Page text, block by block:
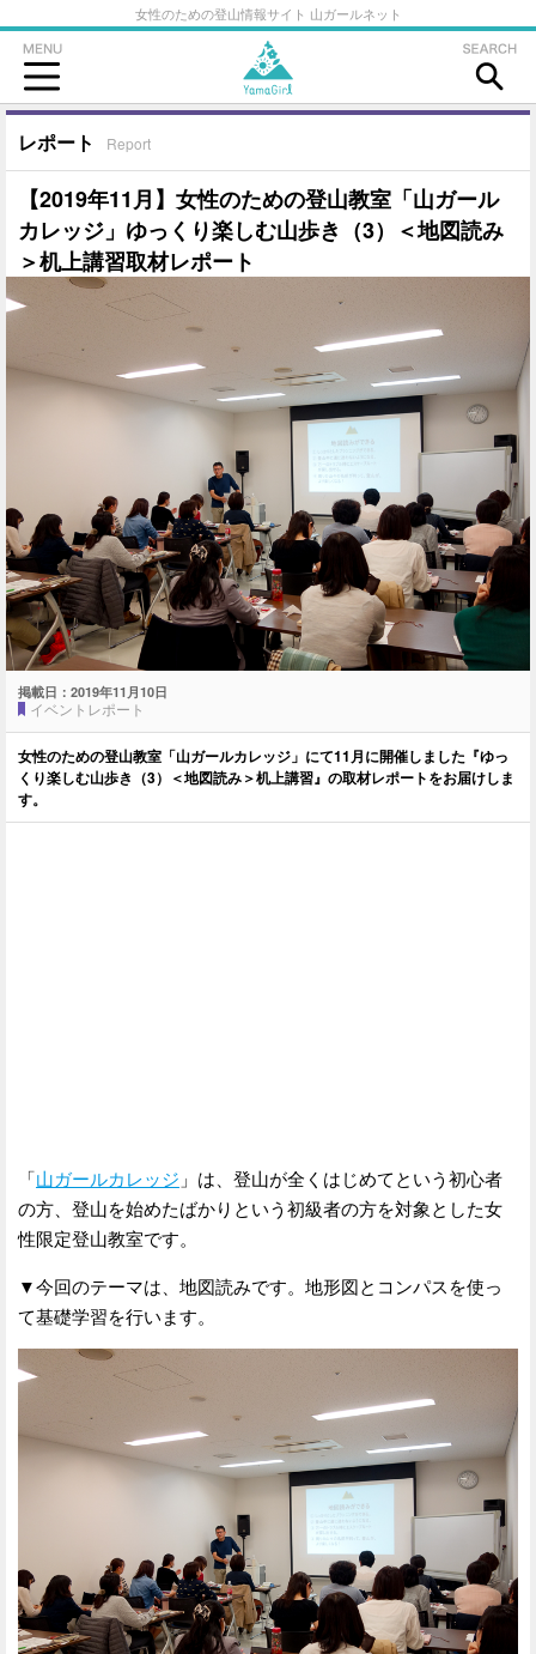
女性のための登山情報サイト 山ガールネット
レポート Report
【2019年11月】女性のための登山教室「山ガール
カレッジ」ゆっくり楽しむ山歩き（3）＜地図読み
＞机上講習取材レポート
掲載日： 2019年11月10日
イベントレポート
女性のための登山教室「山ガールカレッジ」にて11月に開催しました『ゆっ
くり楽しむ山歩き（3）＜地図読み＞机上講習』の取材レポートをお届けしま
す。
「山ガールカレッジ 」は、登山が全くはじめてという初心者
の方、登山を始めたばかりという初級者の方を対象とした女
性限定登山教室です。
▼今回のテーマは、地図読みです。地形図とコンパスを使っ
て基礎学習を行います。